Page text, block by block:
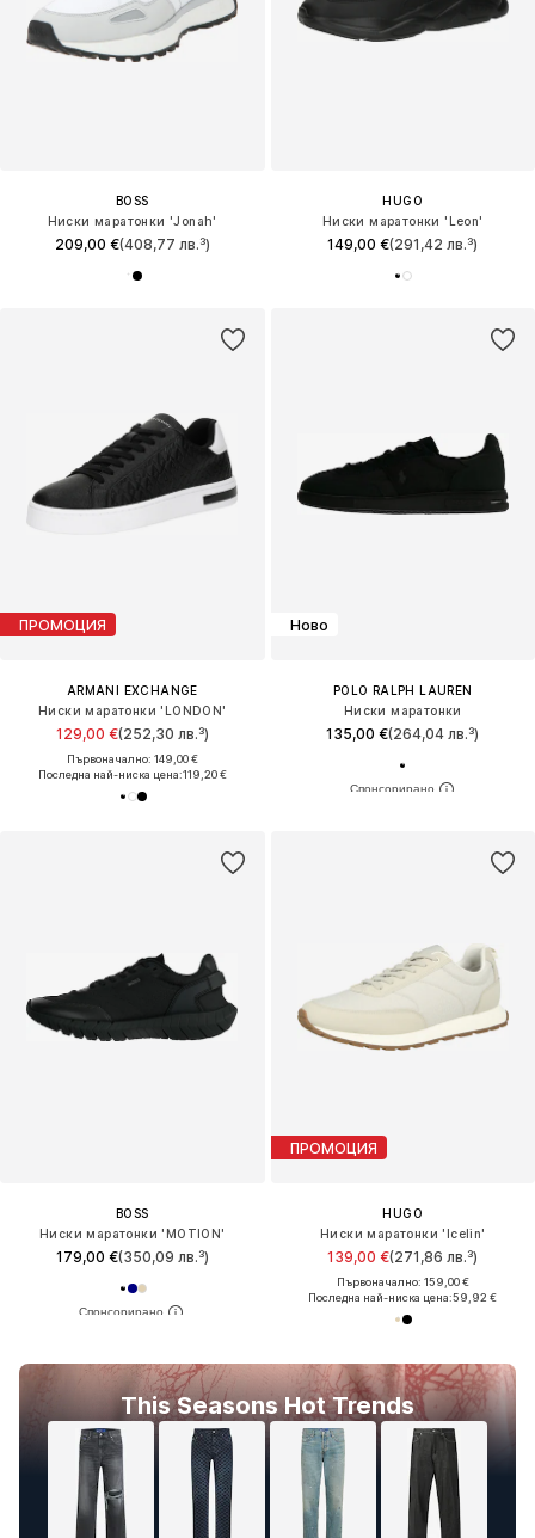
BOSS
Ниски маратонки 'Jonah'
209,00 €(408,77 лв.³)
HUGO
Ниски маратонки 'Leon'
149,00 €(291,42 лв.³)
ПРОМОЦИЯ
ARMANI EXCHANGE
Ниски маратонки 'LONDON'
129,00 €(252,30 лв.³)
Първоначално: 149,00 €
Последна най-ниска цена:119,20 €
Ново
POLO RALPH LAUREN
Ниски маратонки
135,00 €(264,04 лв.³)
BOSS
Ниски маратонки 'MOTION'
179,00 €(350,09 лв.³)
This Seasons Hot Trends
ПРОМОЦИЯ
HUGO
Ниски маратонки 'Icelin'
139,00 €(271,86 лв.³)
Първоначално: 159,00 €
Последна най-ниска цена:59,92 €